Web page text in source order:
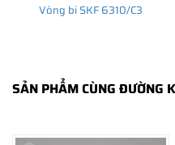
Vòng bi 6310-2RS1 - Cấu tạo
C3 - Khe hở C3 của vòng bi
(Tham khảo tiêu chuẩn C3 tại
Vòng bi SKF 6310/C3
SẢN PHẨM CÙNG ĐƯỜNG